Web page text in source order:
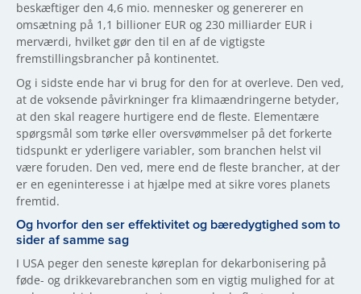
beskæftiger den 4,6 mio. mennesker og genererer en
omsætning på 1,1 billioner EUR og 230 milliarder EUR i
merværdi, hvilket gør den til en af de vigtigste
fremstillingsbrancher på kontinentet.
Og i sidste ende har vi brug for den for at overleve. Den ved,
at de voksende påvirkninger fra klimaændringerne betyder,
at den skal reagere hurtigere end de fleste. Elementære
spørgsmål som tørke eller oversvømmelser på det forkerte
tidspunkt er yderligere variabler, som branchen helst vil
være foruden. Den ved, mere end de fleste brancher, at der
er en egeninteresse i at hjælpe med at sikre vores planets
fremtid.
Og hvorfor den ser effektivitet og bæredygtighed som to
sider af samme sag
I USA peger den seneste køreplan for dekarbonisering på
føde- og drikkevarebranchen som en vigtig mulighed for at